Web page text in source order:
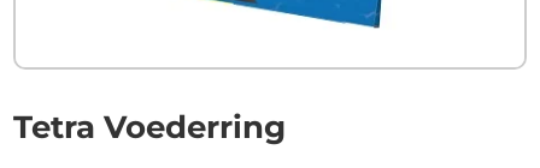
Tetra Voederring